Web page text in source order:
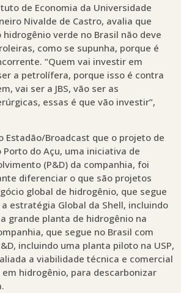
de Economia da Universidade
Nivalde de Castro, avalia que
verde no Brasil não deve
como se supunha, porque é
“Quem vai investir em
a petrolífera, porque isso é contra
vai ser a JBS, vão ser as
essas é que vão investir”,
Estadão/Broadcast que o projeto de
do Açu, uma iniciativa de
(P&D) da companhia, foi
diferenciar o que são projetos
global de hidrogênio, que segue
estratégia Global da Shell, incluindo
grande planta de hidrogênio na
que segue no Brasil com
incluindo uma planta piloto na USP,
a viabilidade técnica e comercial
hidrogênio, para descarbonizar